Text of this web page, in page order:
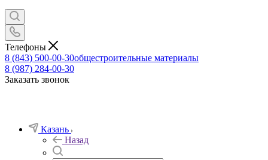
Телефоны
8 (843) 500-00-30общестроительные материалы
8 (987) 284-00-30
Заказать звонок
Казань
Назад